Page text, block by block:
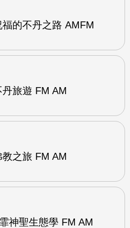
的不丹之路 AMFM
旅遊 FM AM
之旅 FM AM
神聖生態學 FM AM